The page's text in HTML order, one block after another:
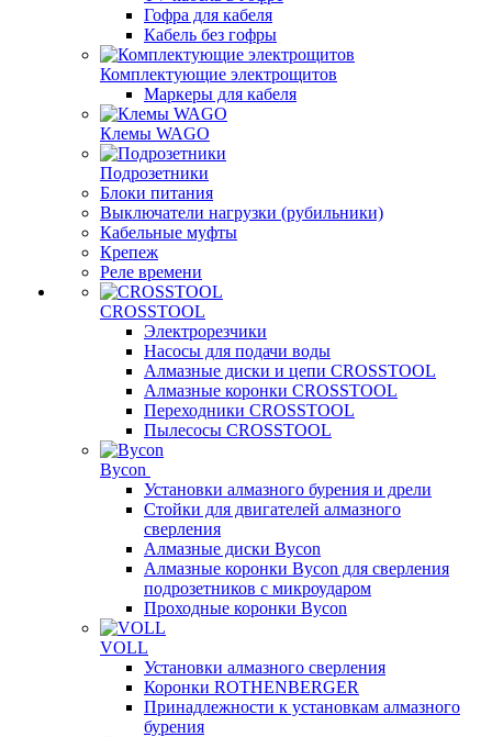
Гофра для кабеля
Кабель без гофры
Комплектующие электрощитов
Маркеры для кабеля
Клемы WAGO
Подрозетники
Блоки питания
Выключатели нагрузки (рубильники)
Кабельные муфты
Крепеж
Реле времени
CROSSTOOL
Электрорезчики
Насосы для подачи воды
Алмазные диски и цепи CROSSTOOL
Алмазные коронки CROSSTOOL
Переходники CROSSTOOL
Пылесосы CROSSTOOL
Bycon
Установки алмазного бурения и дрели
Стойки для двигателей алмазного
сверления
Алмазные диски Bycon
Алмазные коронки Bycon для сверления
подрозетников с микроударом
Проходные коронки Bycon
VOLL
Установки алмазного сверления
Коронки ROTHENBERGER
Принадлежности к установкам алмазного
бурения